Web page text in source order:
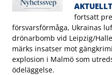
AKTUELLT
fortsatt
försvarsförmåga, Ukrainas
drönarbomb vid Leipzig/
märks insatser mot
explosion i Malmö som
ödeläggelse.